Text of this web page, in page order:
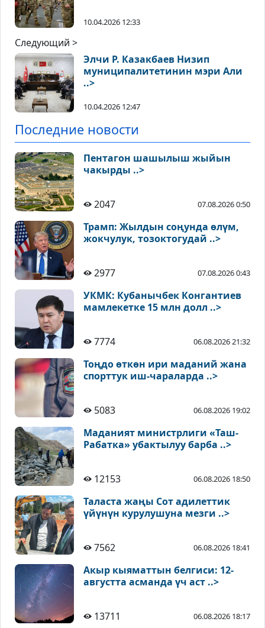
10.04.2026 12:33
Следующий >
Элчи Р. Казакбаев Низип
муниципалитетинин мэри Али
..>
10.04.2026 12:47
Последние новости
Пентагон шашылыш жыйын
чакырды ..>
2047 07.08.2026 0:50
Трамп: Жылдын соңунда өлүм,
жокчулук, тозоктогудай ..>
2977 07.08.2026 0:43
УКМК: Кубанычбек Конгантиев
мамлекетке 15 млн долл ..>
7774 06.08.2026 21:32
Тоңдо өткөн ири маданий жана
спорттук иш-чараларда ..>
5083 06.08.2026 19:02
Маданият министрлиги «Таш-
Рабатка» убактылуу барба ..>
12153 06.08.2026 18:50
Таласта жаңы Сот адилеттик
үйүнүн курулушуна мезги ..>
7562 06.08.2026 18:41
Акыр кыяматтын белгиси: 12-
августта асманда үч аст ..>
13711 06.08.2026 18:17